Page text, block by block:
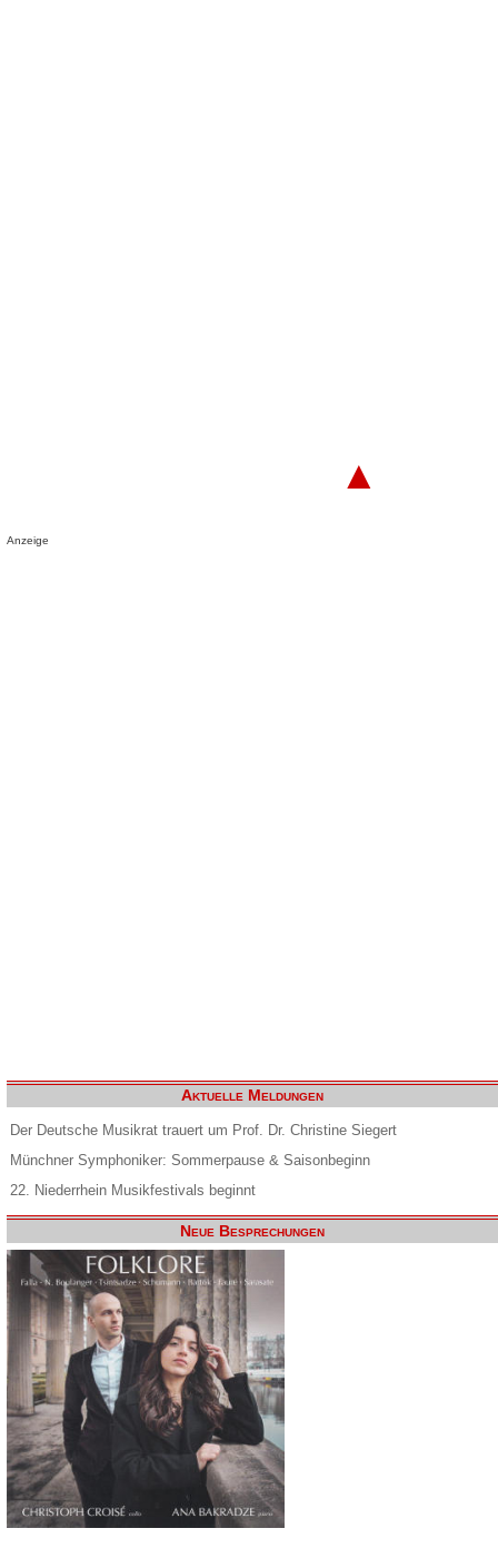
▲
Anzeige
Aktuelle Meldungen
Der Deutsche Musikrat trauert um Prof. Dr. Christine Siegert
Münchner Symphoniker: Sommerpause & Saisonbeginn
22. Niederrhein Musikfestivals beginnt
Neue Besprechungen